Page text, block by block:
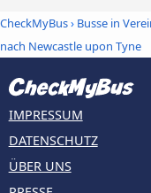
CheckMyBus› Busse in
nach Newcastle upon Tyne
IMPRESSUM
DATENSCHUTZ
ÜBER UNS